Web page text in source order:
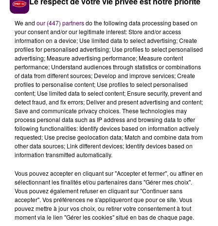
morts mais le faire avec des modalités plus
pratiques et plus en prise avec le terrain"explique
Nicolas Perruchot.
Nicolas Perruchot, président du Conseil
départemental de Loir-et-Cher
La"porte ouverte"d'Edouard Philippe
"En février, je ferai connaître les chiffres par
départements aux présidents des Conseils
départementaux, qui pourront réagir et faire des
propositions dans le cadre du grand débat national,
mais il serait inouï de prendre des décisions qui
auraient pour impact de faire augmenter le nombre
de morts sur les routes"a récemment indiqué
Edouard Philippe, Premier ministre, ouvrant
implicitement la voie à ce que des axes bien précis
puissent revenir au régime d'une limitation à 90 km/h...
We and our (447) partnersdo the following data processing based on
your consent and/or our legitimate interest: Store and/or access
information on a device; Use limited data to select advertising; Create
profiles for personalised advertising; Use profiles to select personalised
advertising; Measure advertising performance; Measure content
performance; Understand audiences through statistics or combinations
of data from different sources; Develop and improve services; Create
profiles to personalise content; Use profiles to select personalised
content; Use limited data to select content; Ensure security, prevent and
detect fraud, and fix errors; Deliver and present advertising and content;
Save and communicate privacy choices. These technologies may
process personal data such as IP address and browsing data to offer
following functionalities: Identify devices based on information actively
requested; Use precise geolocation data; Match and combine data from
other data sources; Link different devices; Identify devices based on
information transmitted automatically.
Vous pouvez accepter en cliquant sur "Accepter et fermer", ou affiner en
sélectionnant les finalités et/ou partenaires dans "Gérer mes choix".
Vous pouvez également refuser en cliquant sur "Continuer sans
accepter". Vos préférences ne s'appliqueront que pour ce site. Vous
pouvez mettre à jour vos choix, ou retirer votre consentement à tout
moment via le lien "Gérer les cookies" situé en bas de chaque page.